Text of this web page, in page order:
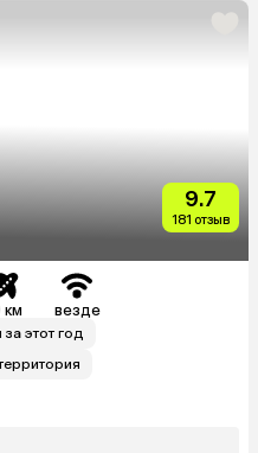
9.7
181 отзыв
км везде
этот год